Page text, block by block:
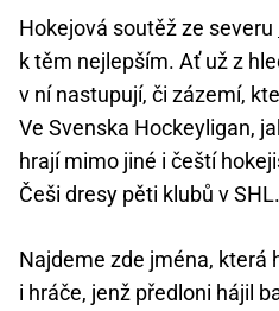
Hokejová soutěž ze severu
k těm nejlepším. Ať už z
v ní nastupují, či zázemí,
Ve Svenska Hockeyligan,
hrají mimo jiné i čeští
Češi dresy pěti klubů v SHL.
Najdeme zde jména, která
i hráče, jenž předloni hájil